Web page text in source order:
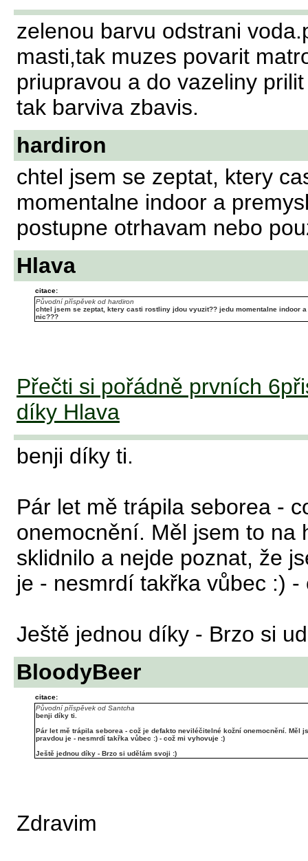
zelenou barvu odstrani
masti,tak muzes povarit
priupravou a do vazeliny
tak barviva zbavis.
hardiron
chtel jsem se zeptat, ktery
momentalne indoor a
postupne otrhavam nebo
Hlava
citace:
Původní příspěvek od hardiron
chtel jsem se zeptat, ktery casti rostliny jdou vyuzit?? jedu momentalne
nic???
Přečti si pořádně prvních
díky Hlava
benji díky ti.
Pár let mě trápila seborea -
onemocnění. Měl jsem to na
sklidnilo a nejde poznat, že
je - nesmrdí takřka vůbec :)
Ještě jednou díky - Brzo si
BloodyBeer
citace:
Původní příspěvek od Santcha
benji díky ti.
Pár let mě trápila seborea - což je defakto neviléčitelné kožní onemocnění. Měl
pravdou je - nesmrdí takřka vůbec :) - což mi vyhovuje :)
Ještě jednou díky - Brzo si udělám svoji :)
Zdravim